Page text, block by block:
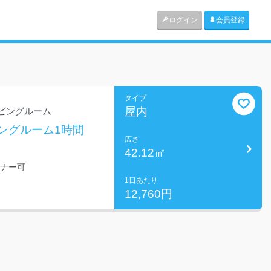
ログイン 会員登録
ングルーム
グルーム1時間
ー可
タイプ
屋内
広さ
42.12㎡
1日あたり
12,760円